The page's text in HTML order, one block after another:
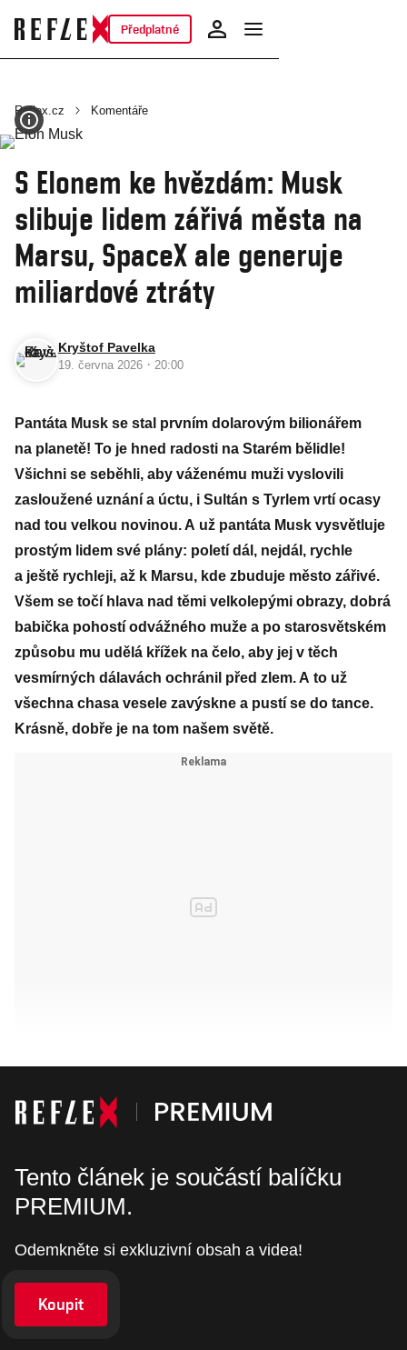
Předplatné
Reflex.cz Komentáře
S Elonem ke hvězdám: Musk
slibuje lidem zářivá města na
Marsu, SpaceX ale generuje
miliardové ztráty
Kryštof Pavelka
19. června 2026 · 20:00
Pantáta Musk se stal prvním dolarovým bilionářem
na planetě! To je hned radosti na Starém bělidle!
Všichni se seběhli, aby váženému muži vyslovili
zasloužené uznání a úctu, i Sultán s Tyrlem vrtí ocasy
nad tou velkou novinou. A už pantáta Musk vysvětluje
prostým lidem své plány: poletí dál, nejdál, rychle
a ještě rychleji, až k Marsu, kde zbuduje město zářivé.
Všem se točí hlava nad těmi velkolepými obrazy, dobrá
babička pohostí odvážného muže a po starosvětském
způsobu mu udělá křížek na čelo, aby jej v těch
vesmírných dálavách ochránil před zlem. A to už
všechna chasa vesele zavýskne a pustí se do tance.
Krásně, dobře je na tom našem světě.
Tento článek je součástí balíčku
PREMIUM.
Odemkněte si exkluzivní obsah a videa!
Koupit